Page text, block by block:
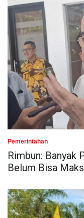
Pemerintahan
Rimbun: Banyak
Belum Bisa